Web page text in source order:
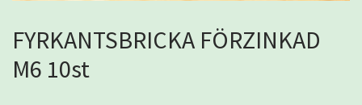
FYRKANTSBRICKA FÖRZINKAD
M6 10st